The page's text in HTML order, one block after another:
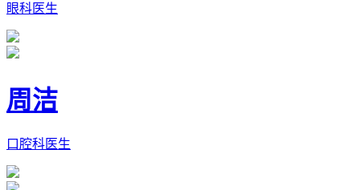
眼科医生
周洁
口腔科医生